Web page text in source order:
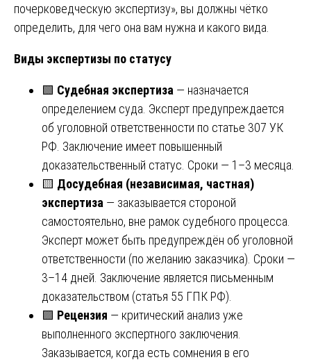
почерковедческую экспертизу», вы должны чётко
определить, для чего она вам нужна и какого вида.
Виды экспертизы по статусу
🟩 Судебная экспертиза — назначается
определением суда. Эксперт предупреждается
об уголовной ответственности по статье 307 УК
РФ. Заключение имеет повышенный
доказательственный статус. Сроки — 1–3 месяца.
🟨 Досудебная (независимая, частная)
экспертиза — заказывается стороной
самостоятельно, вне рамок судебного процесса.
Эксперт может быть предупреждён об уголовной
ответственности (по желанию заказчика). Сроки —
3–14 дней. Заключение является письменным
доказательством (статья 55 ГПК РФ).
🟪 Рецензия — критический анализ уже
выполненного экспертного заключения.
Заказывается, когда есть сомнения в его